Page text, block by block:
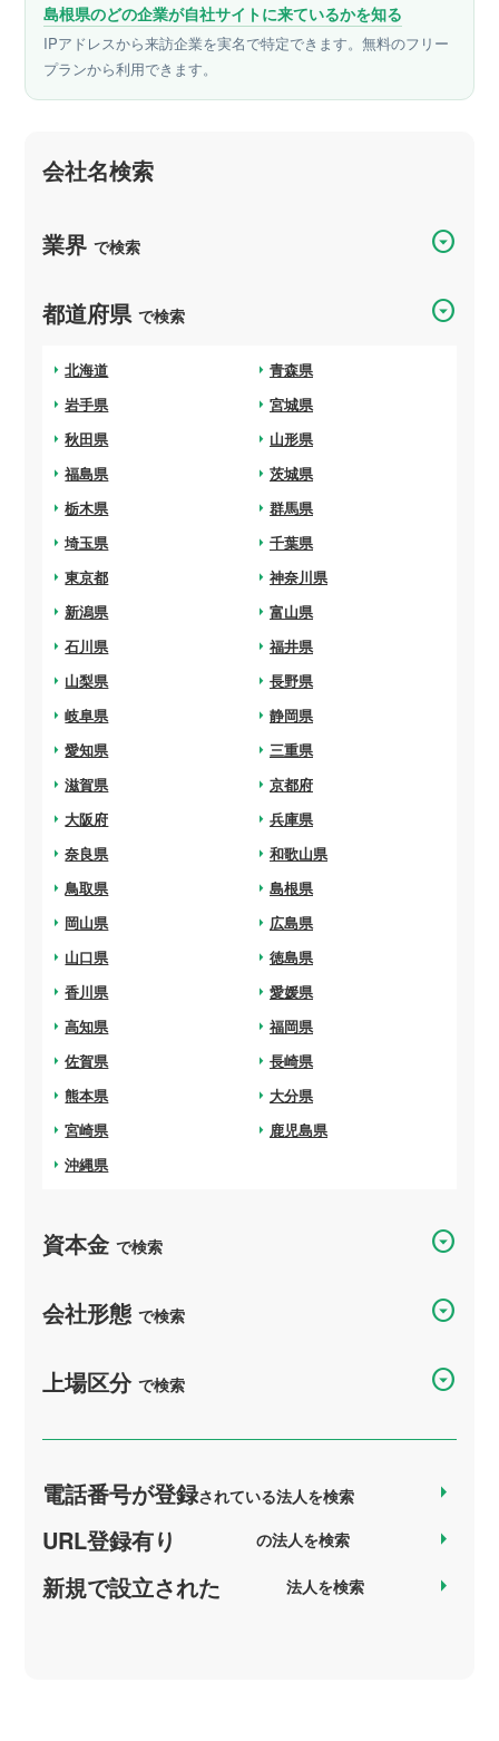
会社名検索
業界で検索 arrow_drop_down_circle
都道府県で検索 arrow_drop_down_circle
北海道
arrow_right 青森県
arrow_right
岩手県
arrow_right 宮城県
arrow_right
秋田県
arrow_right 山形県
arrow_right
福島県
arrow_right 茨城県
arrow_right
栃木県
arrow_right 群馬県
arrow_right
埼玉県
arrow_right 千葉県
arrow_right
東京都
arrow_right 神奈川県
arrow_right
新潟県
arrow_right 富山県
arrow_right
石川県
arrow_right 福井県
arrow_right
山梨県
arrow_right 長野県
arrow_right
岐阜県
arrow_right 静岡県
arrow_right
愛知県
arrow_right 三重県
arrow_right
滋賀県
arrow_right 京都府
arrow_right
大阪府
arrow_right 兵庫県
arrow_right
奈良県
arrow_right 和歌山県
arrow_right
鳥取県
arrow_right 島根県
arrow_right
岡山県
arrow_right 広島県
arrow_right
山口県
arrow_right 徳島県
arrow_right
香川県
arrow_right 愛媛県
arrow_right
高知県
arrow_right 福岡県
arrow_right
佐賀県
arrow_right 長崎県
arrow_right
熊本県
arrow_right 大分県
arrow_right
宮崎県
arrow_right 鹿児島県
arrow_right
沖縄県
arrow_right
資本金で検索 arrow_drop_down_circle
会社形態で検索 arrow_drop_down_circle
上場区分で検索 arrow_drop_down_circle
電話番号が登録されている法人を検索 arrow_right
URL登録有り の法人を検索 arrow_right
新規で設立された 法人を検索 arrow_right
島根県のどの企業が自社サイトに来ているかを知る
IPアドレスから来訪企業を実名で特定できます。無料のフリー
プランから利用できます。